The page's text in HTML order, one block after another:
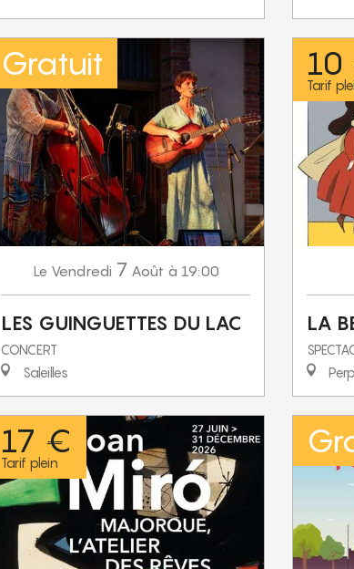
Gratuit
Le Vendredi 7 Août à 19:00
LES GUINGUETTES DU LAC
CONCERT
Saleilles
Tarif
LA
17 €
Tarif plein